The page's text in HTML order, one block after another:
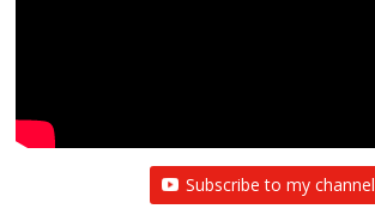
Subscribe to my channel